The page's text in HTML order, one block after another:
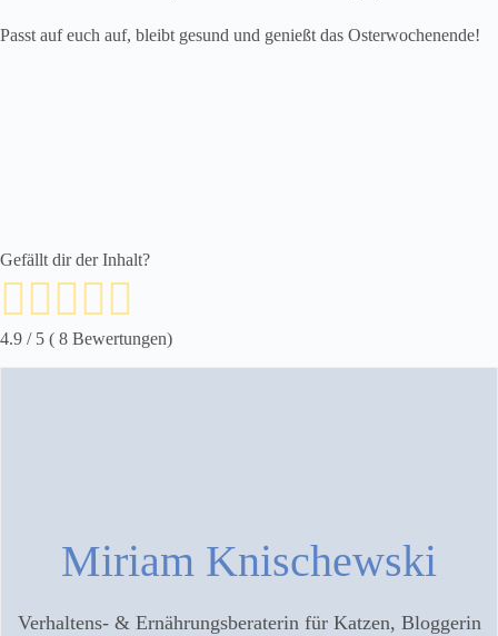
Passt auf euch auf, bleibt gesund und genießt das Osterwochenende!
Gefällt dir der Inhalt?
4.9 / 5 ( 8 Bewertungen)
Miriam Knischewski
Verhaltens- & Ernährungsberaterin für Katzen, Bloggerin